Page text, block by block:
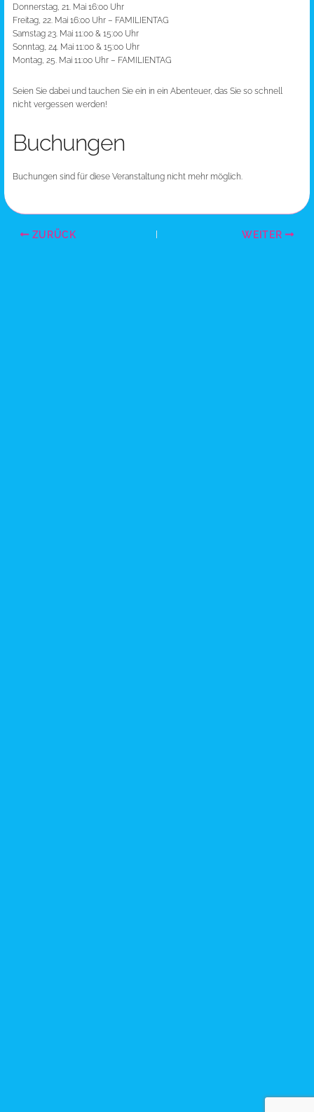
Donnerstag, 21. Mai 16:00 Uhr
Freitag, 22. Mai 16:00 Uhr – FAMILIENTAG
Samstag 23. Mai 11:00 & 15:00 Uhr
Sonntag, 24. Mai 11:00 & 15:00 Uhr
Montag, 25. Mai 11:00 Uhr – FAMILIENTAG
Seien Sie dabei und tauchen Sie ein in ein Abenteuer, das Sie so schnell
nicht vergessen werden!
Buchungen
Buchungen sind für diese Veranstaltung nicht mehr möglich.
ZURÜCK WEITER